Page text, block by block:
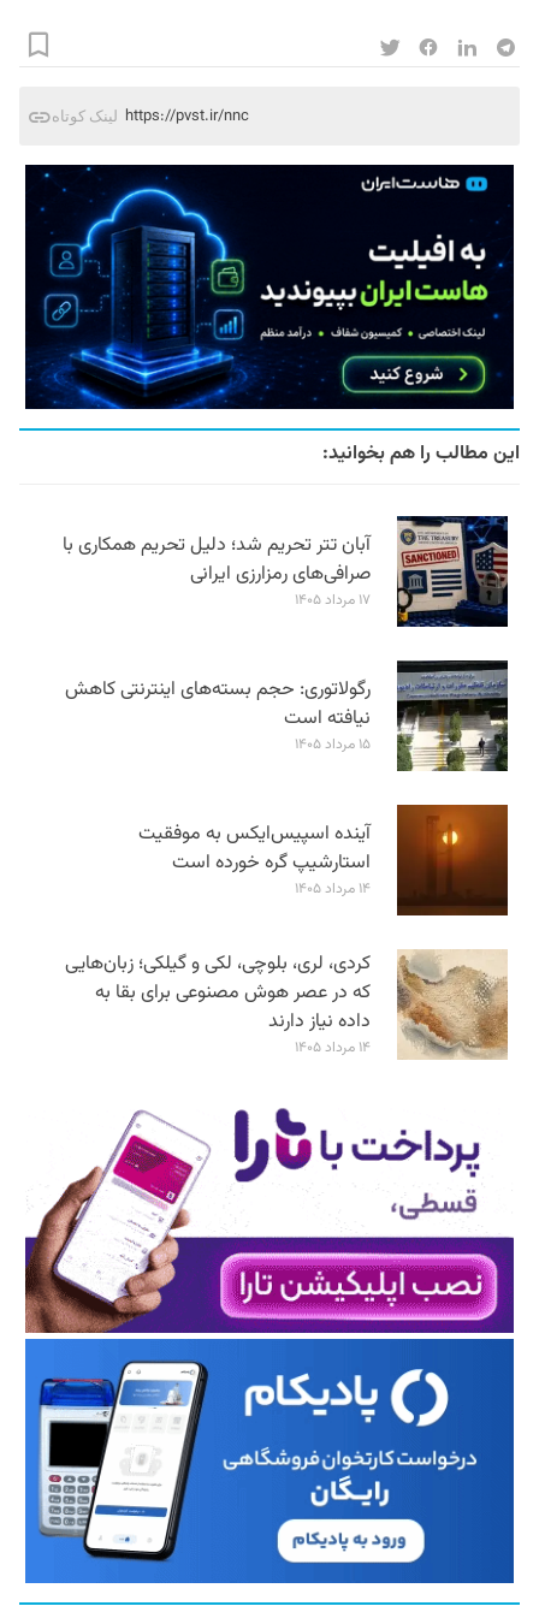
لینک کوتاه https://pvst.ir/nnc
این مطالب را هم بخوانید:
آبان تتر تحریم شد؛ دلیل تحریم همکاری با
صرافی‌های رمزارزی ایرانی
۱۷ مرداد ۱۴۰۵
رگولاتوری: حجم بسته‌های اینترنتی کاهش
نیافته است
۱۵ مرداد ۱۴۰۵
آینده اسپیس‌ایکس به موفقیت
استارشیپ گره خورده است
۱۴ مرداد ۱۴۰۵
کردی، لری، بلوچی، لکی و گیلکی؛ زبان‌هایی
که در عصر هوش مصنوعی برای بقا به
داده نیاز دارند
۱۴ مرداد ۱۴۰۵